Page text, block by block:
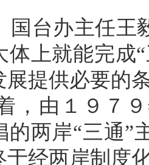
台办主任王
体上就能完成
展提供必要的
由１９７９
的两岸“三通”
于经两岸制度